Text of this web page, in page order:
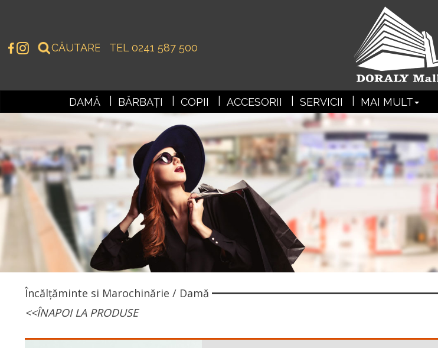
TEL 0241 587 500
DAMĂ BĂRBAȚI COPII ACCESORII SERVICII MAI MULT
Încălțăminte si Marochinărie / Damă
<<ÎNAPOI LA PRODUSE